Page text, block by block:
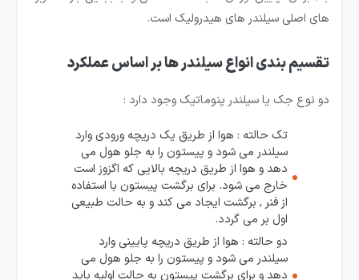
های اصلی سیلندر های هیدرولیک است.
تقسیم بندی انواع سیلندر ها بر اساس عملکرد
دو نوع جک یا سیلندر پنوماتیک وجود دارد :
تک حالته : هوا از طریق یک دریچه ورودی وارد
سیلندر می شود و پیستون را به جلو هول می
دهد و هوا از طریق دریچه بالایی که اگزوز است
خارج می شود. برای برگشت پیستون با استفاده
از فنر , برگشت ایجاد می کند و به حالت طبیعی
اول بر می گردد.
دو حالته : هوا از طریق دریچه پایینی وارد
سیلندر می شود و پیستون را به جلو هول می
دهد و برای برگشت پیستون به حالت اولیه باید